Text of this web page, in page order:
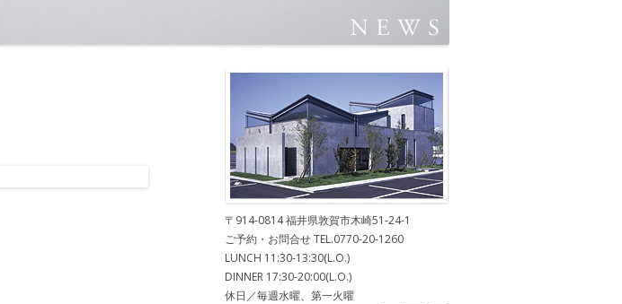
〒914-0814 福井県敦賀市木崎51-24-1
ご予約・お問合せ TEL.0770-20-1260
LUNCH 11:30-13:30(L.O.)
DINNER 17:30-20:00(L.O.)
休日／毎週水曜、第一火曜